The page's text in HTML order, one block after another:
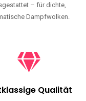
– für dichte,
Dampfwolken.
Qualität